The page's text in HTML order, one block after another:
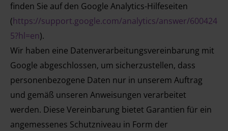
finden Sie auf den Google Analytics-Hilfeseiten
(https://support.google.com/analytics/answer/600424
5?hl=en).
Wir haben eine Datenverarbeitungsvereinbarung mit
Google abgeschlossen, um sicherzustellen, dass
personenbezogene Daten nur in unserem Auftrag
und gemäß unseren Anweisungen verarbeitet
werden. Diese Vereinbarung bietet Garantien für ein
angemessenes Schutzniveau in Form der